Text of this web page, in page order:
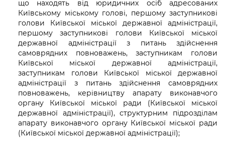
що находять від юридичних осіб адресованих
Київському міському голові, першому заступникові
голови Київської міської державної адміністрації,
першому заступникові голови Київської міської
державної адміністрації з питань здійснення
самоврядних повноважень, заступникам голови
Київської міської державної адміністрації,
заступникам голови Київської міської державної
адміністрації з питань здійснення самоврядних
повноважень, керівництву апарату виконавчого
органу Київської міської ради (Київської міської
державної адміністрації), структурним підрозділам
апарату виконавчого органу Київської міської ради
(Київської міської державної адміністрації);